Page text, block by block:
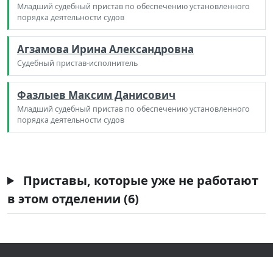
Младший судебный пристав по обеспечению установленного
порядка деятельности судов
Агзамова Ирина Александровна
Судебный пристав-исполнитель
Фазлыев Максим Данисович
Младший судебный пристав по обеспечению установленного
порядка деятельности судов
Приставы, которые уже не работают
в этом отделении (6)